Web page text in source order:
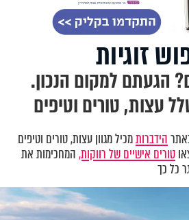
זוגיות
הגעתם למקום הנכון.
עצות, טורים וטיפים
הידברותמכיל מגוון עצות, טורים וטיפים
טורים אישיים של רווקות,המחכימות את
כל כך